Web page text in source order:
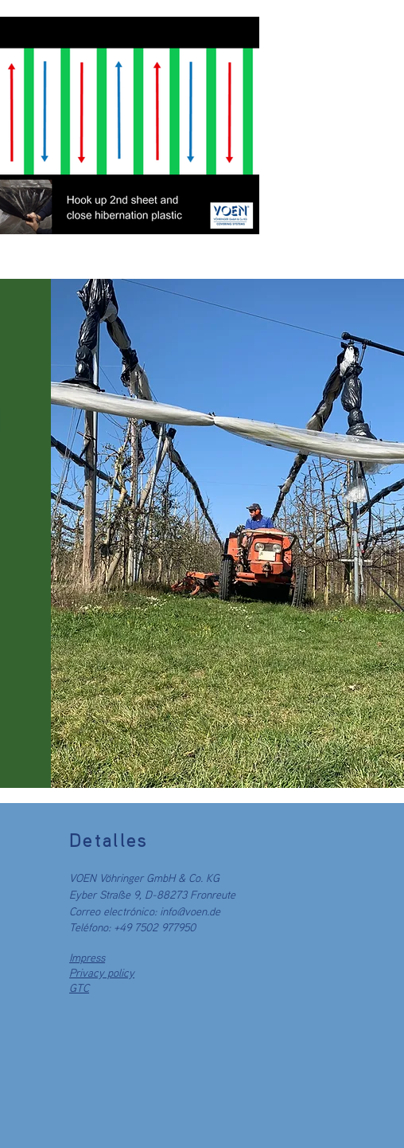
Detalles
VOEN Vöhringer GmbH & Co. KG
Eyber Straße 9, D-88273 Fronreute
Correo electrónico: info@voen.de
Teléfono: +49 7502 977950
Impress
Privacy policy
GTC